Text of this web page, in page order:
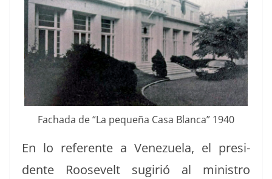
Facha­da de “La pequeña Casa Blan­ca” 1940
En lo ref­er­ente a Venezuela, el pres­i­
dente Roo­sevelt sugir­ió al min­istro